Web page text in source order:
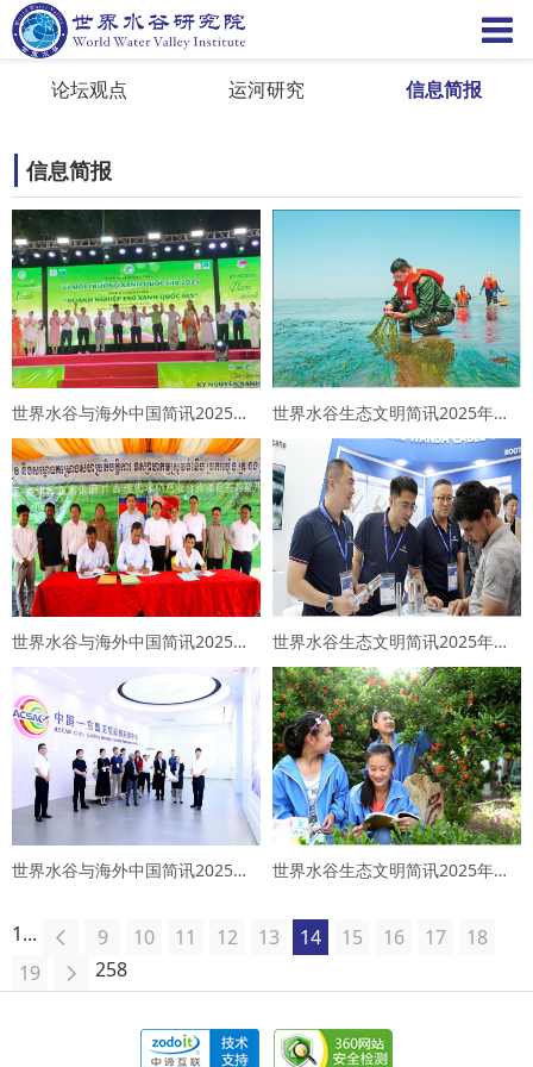
论坛观点 运河研究 信息简报
信息简报
世界水谷与海外中国简讯2025年第12期 世界水谷生态文明简讯2025年第12期
世界水谷与海外中国简讯2025年第11期 世界水谷生态文明简讯2025年第11期
世界水谷与海外中国简讯2025年第10期 世界水谷生态文明简讯2025年第10期
1... 9 10 11 12 13 14 15 16 17
18
19
258